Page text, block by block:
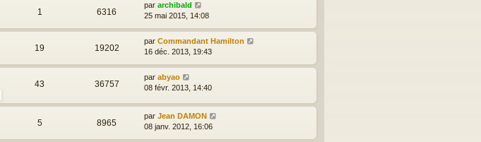
1 6316
par archibald
25 mai 2015, 14:08
19 19202
par Commandant Hamilton
16 déc. 2013, 19:43
43 36757
par abyao
08 févr. 2013, 14:40
5 8965
par Jean DAMON
08 janv. 2012, 16:06